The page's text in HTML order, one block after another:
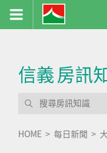
信義房訊
HOME 每日新聞